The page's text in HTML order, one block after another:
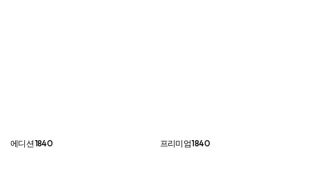
에디션 1840 프리미엄 1840